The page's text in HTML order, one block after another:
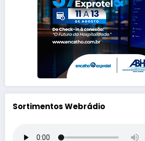
Sortimentos Webrádio